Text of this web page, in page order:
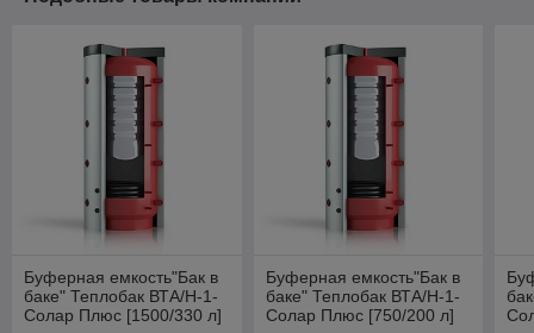
Буферная емкость"Бак в
баке" Теплобак ВТА/Н-1-
Солар Плюс [1500/330 л]
Буферная емкость"Бак в
баке" Теплобак ВТА/Н-1-
Солар Плюс [750/200 л]